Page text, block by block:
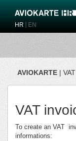
HR EN
AVIOKARTE |
VAT
To create an VAT
informations: